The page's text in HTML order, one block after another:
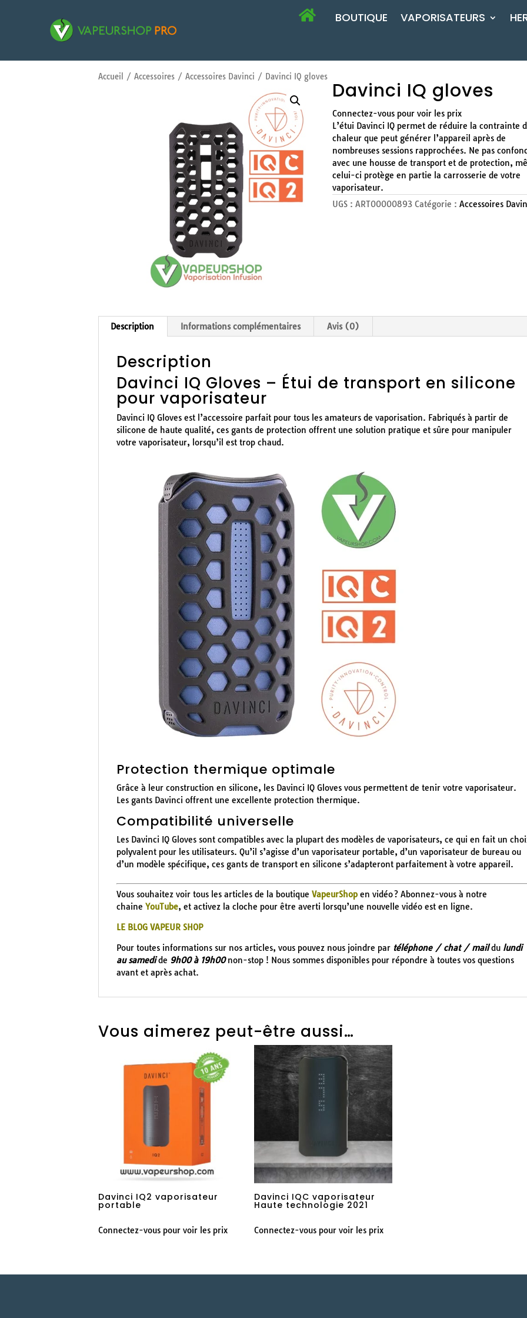
BOUTIQUE VAPORISATEURS
Accueil / Accessoires/ Accessoires Davinci / Davinci IQ gloves
Davinci IQ gloves
Connectez-vous pour voir les prix
L’étui Davinci IQ permet de réduire la contrainte
chaleur que peut générer l’appareil après de
nombreuses sessions rapprochées. Ne pas
avec une housse de transport et de protection,
celui-ci protège en partie la carrosserie de votre
vaporisateur.
UGS :ART00000893 Catégorie :Accessoires
Description Informations complémentaires Avis (0)
Description
Davinci IQ Gloves – Étui de transport en silicone
pour vaporisateur
Davinci IQ Gloves est l’accessoire parfait pour tous les amateurs de vaporisation. Fabriqués à partir de
silicone de haute qualité, ces gants de protection offrent une solution pratique et sûre pour manipuler
votre vaporisateur, lorsqu’il est trop chaud.
Protection thermique optimale
Grâce à leur construction en silicone, les Davinci IQ Gloves vous permettent de tenir votre vaporisateur.
Les gants Davinci offrent une excellente protection thermique.
Compatibilité universelle
Les Davinci IQ Gloves sont compatibles avec la plupart des modèles de vaporisateurs, ce qui en fait un
polyvalent pour les utilisateurs. Qu’il s’agisse d’un vaporisateur portable, d’un vaporisateur de bureau ou
d’un modèle spécifique, ces gants de transport en silicone s’adapteront parfaitement à votre appareil.
Vous souhaitez voir tous les articles de la boutique VapeurShopen vidéo ? Abonnez-vous à notre
chaine YouTube, et activez la cloche pour être averti lorsqu’une nouvelle vidéo est en ligne.
LE BLOG VAPEUR SHOP
Pour toutes informations sur nos articles, vous pouvez nous joindre par téléphone / chat / maildu lundi
au samedide 9h00 à 19h00non-stop ! Nous sommes disponibles pour répondre à toutes vos questions
avant et après achat.
Vous aimerez peut-être aussi…
Davinci IQ2 vaporisateur
portable
Connectez-vous pour voir les prix
Davinci IQC vaporisateur
Haute technologie 2021
Connectez-vous pour voir les prix